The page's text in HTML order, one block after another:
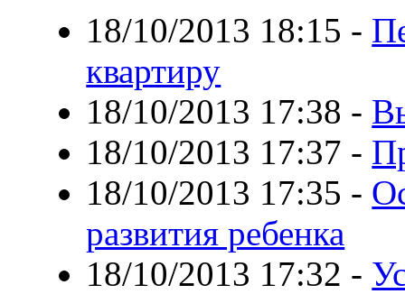
18/10/2013 18:15 -
квартиру
18/10/2013 17:38 -
18/10/2013 17:37 -
18/10/2013 17:35 -
развития ребенка
18/10/2013 17:32 -